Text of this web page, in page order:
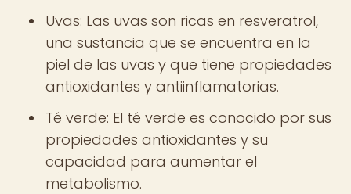
Uvas: Las uvas son ricas en resveratrol,
una sustancia que se encuentra en la
piel de las uvas y que tiene propiedades
antioxidantes y antiinflamatorias.
Té verde: El té verde es conocido por sus
propiedades antioxidantes y su
capacidad para aumentar el
metabolismo.